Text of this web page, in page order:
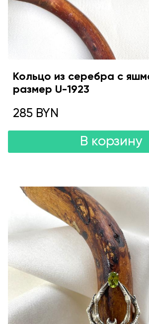
Кольцо из серебра с
размер U-1923
285 BYN
В корзину